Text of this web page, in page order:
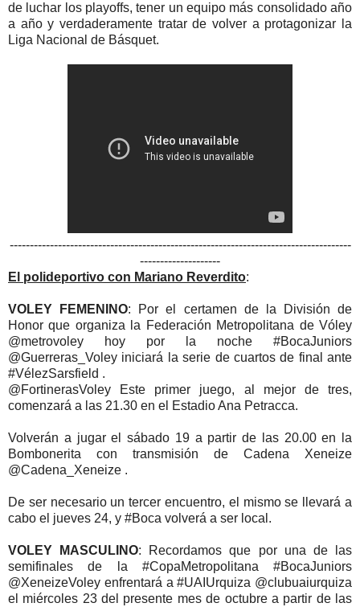
de luchar los playoffs, tener un equipo más consolidado año
a año y verdaderamente tratar de volver a protagonizar la
Liga Nacional de Básquet.
-------------------------------------------------------------------------------------
--------------------
El polideportivo con Mariano Reverdito:
VOLEY FEMENINO: Por el certamen de la División de
Honor que organiza la Federación Metropolitana de Vóley
@metrovoley hoy por la noche #BocaJuniors
@Guerreras_Voley iniciará la serie de cuartos de final ante
#VélezSarsfield .
@FortinerasVoley Este primer juego, al mejor de tres,
comenzará a las 21.30 en el Estadio Ana Petracca.
Volverán a jugar el sábado 19 a partir de las 20.00 en la
Bombonerita con transmisión de Cadena Xeneize
@Cadena_Xeneize .
De ser necesario un tercer encuentro, el mismo se llevará a
cabo el jueves 24, y #Boca volverá a ser local.
VOLEY MASCULINO: Recordamos que por una de las
semifinales de la #CopaMetropolitana #BocaJuniors
@XeneizeVoley enfrentará a #UAIUrquiza @clubuaiurquiza
el miércoles 23 del presente mes de octubre a partir de las